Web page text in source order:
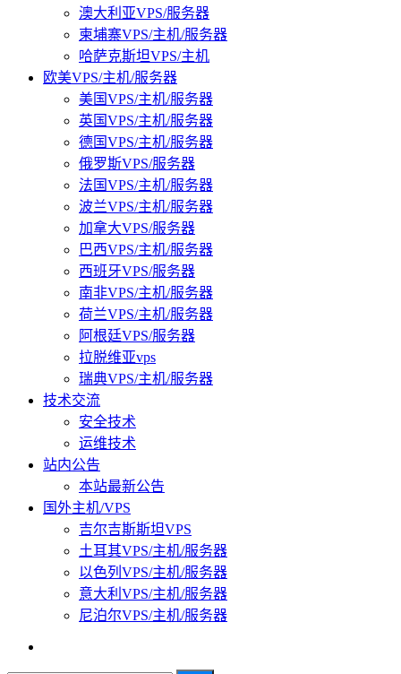
澳大利亚VPS/服务器
柬埔寨VPS/主机/服务器
哈萨克斯坦VPS/主机
欧美VPS/主机/服务器
美国VPS/主机/服务器
英国VPS/主机/服务器
德国VPS/主机/服务器
俄罗斯VPS/服务器
法国VPS/主机/服务器
波兰VPS/主机/服务器
加拿大VPS/服务器
巴西VPS/主机/服务器
西班牙VPS/服务器
南非VPS/主机/服务器
荷兰VPS/主机/服务器
阿根廷VPS/服务器
拉脱维亚vps
瑞典VPS/主机/服务器
技术交流
安全技术
运维技术
站内公告
本站最新公告
国外主机/VPS
吉尔吉斯斯坦VPS
土耳其VPS/主机/服务器
以色列VPS/主机/服务器
意大利VPS/主机/服务器
尼泊尔VPS/主机/服务器